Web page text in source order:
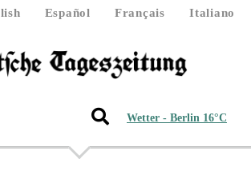
Español Français
Italiano
Wetter - Berlin 16°C